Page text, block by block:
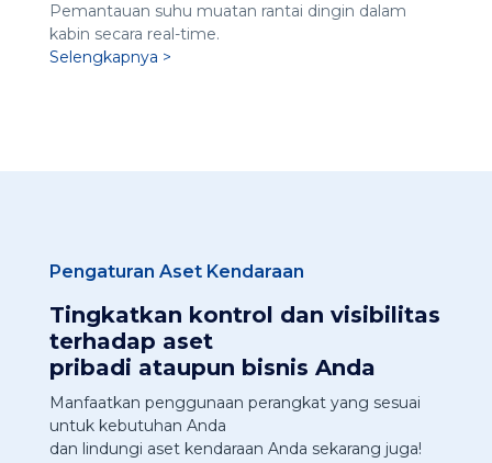
Pemantauan suhu muatan rantai dingin dalam
kabin secara real-time.
Selengkapnya >
Pengaturan Aset Kendaraan
Tingkatkan kontrol dan visibilitas
terhadap aset
pribadi ataupun bisnis Anda
Manfaatkan penggunaan perangkat yang sesuai
untuk kebutuhan Anda
dan lindungi aset kendaraan Anda sekarang juga!